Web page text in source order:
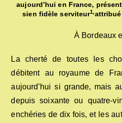
aujourd’hui en France,
sien fidèle serviteur1,
À Bordeaux
La cherté de toutes les
débitent au royaume de
aujourd’hui si grande, mais
depuis soixante ou quatre-
enchéries de dix fois, et les